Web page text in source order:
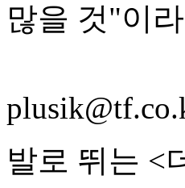
많을 것"이
발로 뛰는 <